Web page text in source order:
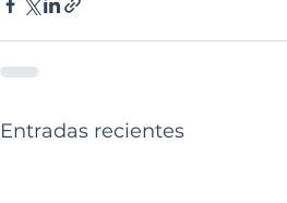
Entradas recientes